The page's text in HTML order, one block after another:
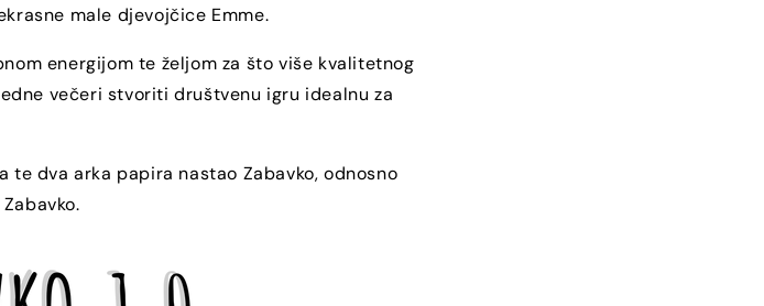
male djevojčice Emme.
energijom te željom za što više kvalitetnog
večeri stvoriti društvenu igru idealnu za
te dva arka papira nastao Zabavko, odnosno